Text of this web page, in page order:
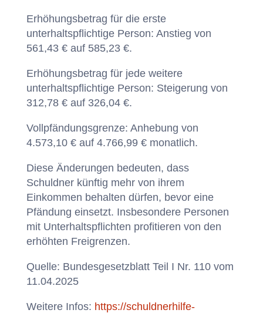
Erhöhungsbetrag für die erste
unterhaltspflichtige Person: Anstieg von
561,43 € auf 585,23 €.
Erhöhungsbetrag für jede weitere
unterhaltspflichtige Person: Steigerung von
312,78 € auf 326,04 €.
Vollpfändungsgrenze: Anhebung von
4.573,10 € auf 4.766,99 € monatlich.
Diese Änderungen bedeuten, dass
Schuldner künftig mehr von ihrem
Einkommen behalten dürfen, bevor eine
Pfändung einsetzt. Insbesondere Personen
mit Unterhaltspflichten profitieren von den
erhöhten Freigrenzen.
Quelle: Bundesgesetzblatt Teil I Nr. 110 vom
11.04.2025
Weitere Infos: https://schuldnerhilfe-